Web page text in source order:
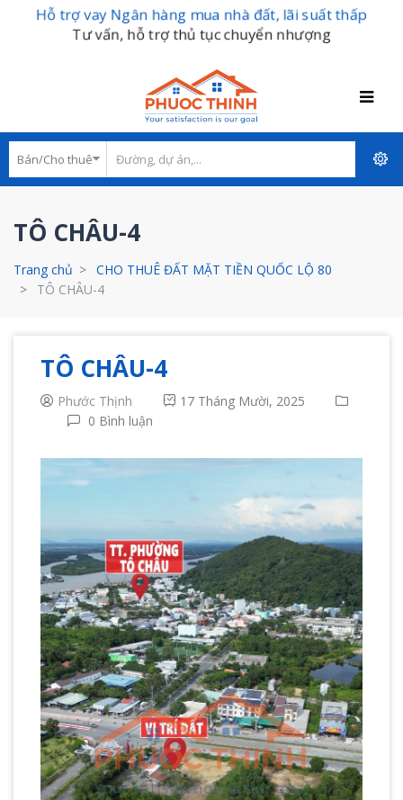
Hỗ trợ vay Ngân hàng mua nhà đất, lãi suất thấp
Tư vấn, hỗ trợ thủ tục chuyển nhượng
TÔ CHÂU-4
Trang chủ
CHO THUÊ ĐẤT MẶT TIỀN QUỐC LỘ 80
TÔ CHÂU-4
TÔ CHÂU-4
Phước Thịnh
17 Tháng Mười, 2025
0 Bình luận